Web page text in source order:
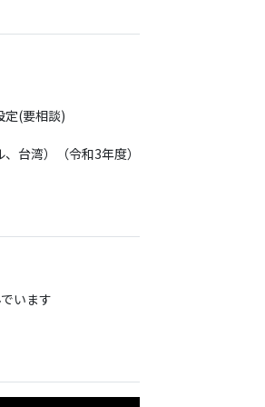
(要相談)
台湾）（令和3年度）
います